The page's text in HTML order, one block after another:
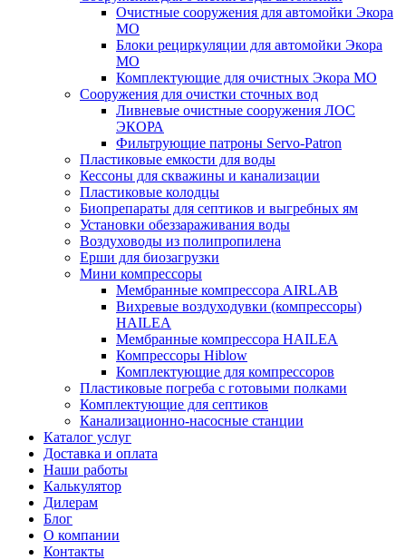
Очистные сооружения для автомойки Экора
МО
Блоки рециркуляции для автомойки Экора
МО
Комплектующие для очистных Экора МО
Сооружения для очистки сточных вод
Ливневые очистные сооружения ЛОС
ЭКОРА
Фильтрующие патроны Servo-Patron
Пластиковые емкости для воды
Кессоны для скважины и канализации
Пластиковые колодцы
Биопрепараты для септиков и выгребных ям
Установки обеззараживания воды
Воздуховоды из полипропилена
Ерши для биозагрузки
Мини компрессоры
Мембранные компрессора AIRLAB
Вихревые воздуходувки (компрессоры)
HAILEA
Мембранные компрессора HAILEA
Компрессоры Hiblow
Комплектующие для компрессоров
Пластиковые погреба с готовыми полками
Комплектующие для септиков
Канализационно-насосные станции
Каталог услуг
Доставка и оплата
Наши работы
Калькулятор
Дилерам
Блог
О компании
Контакты